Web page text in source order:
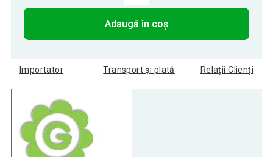
Adaugă în coș
Importator Transport și plată Relații Clienți